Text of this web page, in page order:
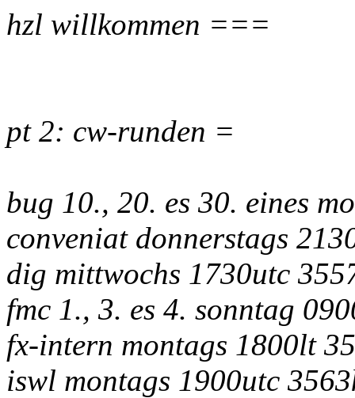
hzl willkommen ===
pt 2: cw-runden =
bug 10., 20. es 30. eines
conveniat donnerstags
dig mittwochs 1730utc
fmc 1., 3. es 4. sonntag
fx-intern montags 1800lt
iswl montags 1900utc